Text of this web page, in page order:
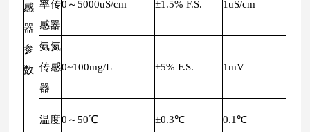
感
器
参
数
率传
感器
0～5000uS/cm ±1.5% F.S. 1uS/cm
氨氮
传感
器
0~100mg/L ±5% F.S. 1mV
温度0～50℃ ±0.3℃ 0.1℃